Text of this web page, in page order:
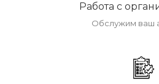
Работа с
Обслужим ваш